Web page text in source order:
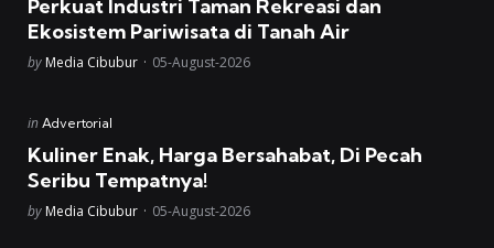
Perkuat Industri Taman Rekreasi dan
Ekosistem Pariwisata di Tanah Air
Posted
by Media Cibubur 05-August-2026
Posted
in Advertorial
Kuliner Enak, Harga Bersahabat, Di Pecah
Seribu Tempatnya!
Posted
by Media Cibubur 05-August-2026